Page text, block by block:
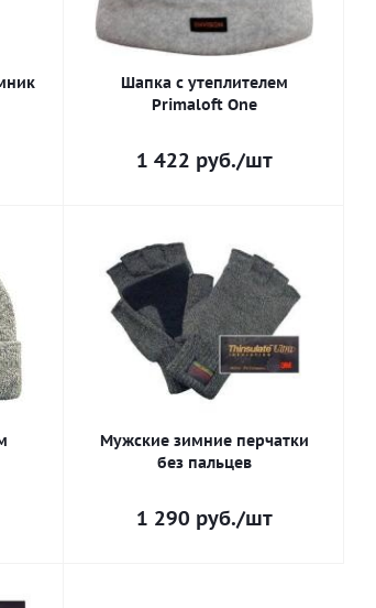
Шапка с утеплителем
Primaloft One
1 422 руб./шт
Мужские зимние перчатки
без пальцев
1 290 руб./шт